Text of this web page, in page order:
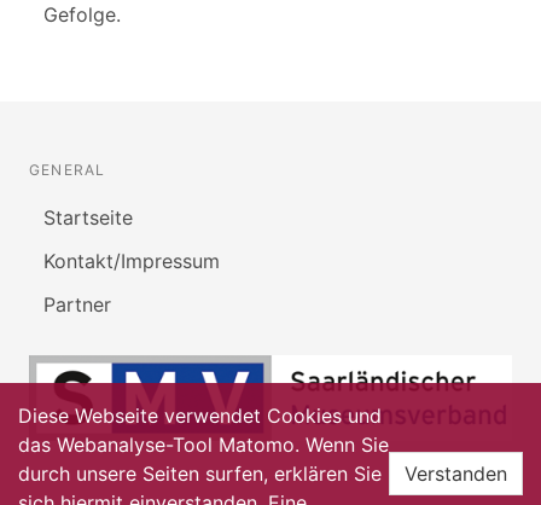
Gefolge.
GENERAL
Startseite
Kontakt/Impressum
Partner
Diese Webseite verwendet Cookies und
das Webanalyse-Tool Matomo. Wenn Sie
durch unsere Seiten surfen, erklären Sie
Verstanden